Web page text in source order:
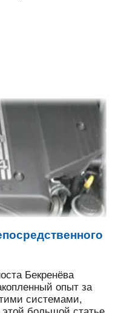
Бекренёва
опыт за
системами,